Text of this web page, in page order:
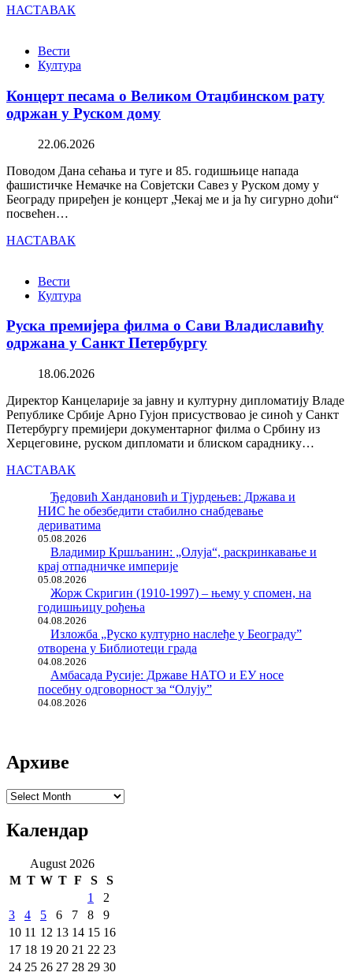
НАСТАВАК
Вести
Култура
Концерт песама о Великом Отаџбинском рату
одржан у Руском дому
22.06.2026
Поводом Дана сећања и туге и 85. годишњице напада
фашистичке Немачке на Совјетски Савез у Руском дому у
Београду приређен је концерт „Чекај ме и ја ћу сигурно доћи“
посвећен…
НАСТАВАК
Вести
Култура
Руска премијера филма о Сави Владиславићу
одржана у Санкт Петербургу
18.06.2026
Директор Канцеларије за јавну и културну дипломатију Владе
Републике Србије Арно Гујон присуствовао је синоћ у Санкт
Петербургу премијери документарног филма о Србину из
Херцеговине, руском дипломати и блиском сараднику…
НАСТАВАК
Ђедовић Хандановић и Тјурдењев: Држава и
НИС ће обезбедити стабилно снабдевање
дериватима
05.08.2026
Владимир Кршљанин: „Олуја“, раскринкавање и
крај отпадничке империје
05.08.2026
Жорж Скригин (1910-1997) – њему у спомен, на
годишњицу рођења
04.08.2026
Изложба „Руско културно наслеђе у Београду”
отворена у Библиотеци града
04.08.2026
Амбасада Русије: Државе НАТО и ЕУ носе
посебну одговорност за “Олују”
04.08.2026
Архиве
Архиве
Календар
August 2026
M T W T F S
S
1
2
3
4 5 6 7 8
9
10 11 12 13 14 15 16
17 18 19 20 21 22 23
24 25 26 27 28 29 30